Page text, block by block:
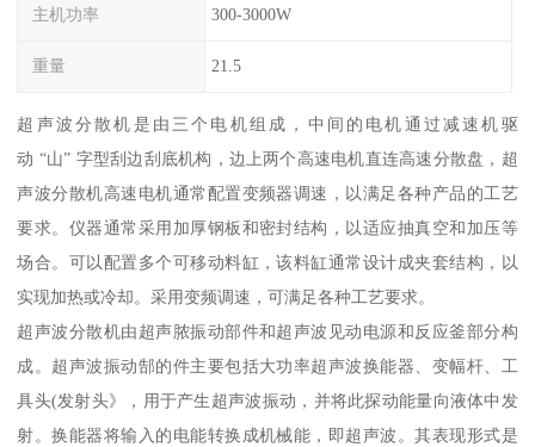
主机功率 300-3000W
重量 21.5
超声波分散机是由三个电机组成，中间的电机通过减速机驱
动 “山” 字型刮边刮底机构，边上两个高速电机直连高速分散盘，超
声波分散机高速电机通常配置变频器调速，以满足各种产品的工艺
要求。仪器通常采用加厚钢板和密封结构，以适应抽真空和加压等
场合。可以配置多个可移动料缸，该料缸通常设计成夹套结构，以
实现加热或冷却。采用变频调速，可满足各种工艺要求。
超声波分散机由超声脓振动部件和超声波见动电源和反应釜部分构
成。超声波振动郜的件主要包括大功率超声波换能器、变幅杆、工
具头(发射头》，用于产生超声波振动，并将此探动能量向液体中发
射。换能器将输入的电能转换成机械能，即超声波。其表现形式是